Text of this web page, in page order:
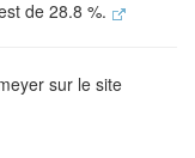
de 28.8 %.
sur le site